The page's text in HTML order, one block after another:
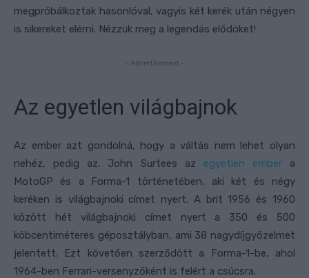
megpróbálkoztak hasonlóval, vagyis két kerék után négyen
is sikereket elérni. Nézzük meg a legendás elődöket!
- Advertisement -
Az egyetlen világbajnok
Az ember azt gondolná, hogy a váltás nem lehet olyan
nehéz, pedig az. John Surtees az egyetlen embera
MotoGP és a Forma-1 történetében, aki két és négy
keréken is világbajnoki címet nyert. A brit 1956 és 1960
között hét világbajnoki címet nyert a 350 és 500
köbcentiméteres géposztályban, ami 38 nagydíjgyőzelmet
jelentett. Ezt követően szerződött a Forma-1-be, ahol
1964-ben Ferrari-versenyzőként is felért a csúcsra.